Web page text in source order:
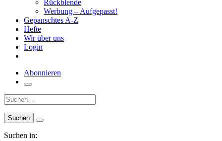
Rückblende
Werbung – Aufgepasst!
Gepanschtes A-Z
Hefte
Wir über uns
Login
Abonnieren
Suche:
Suchen in: